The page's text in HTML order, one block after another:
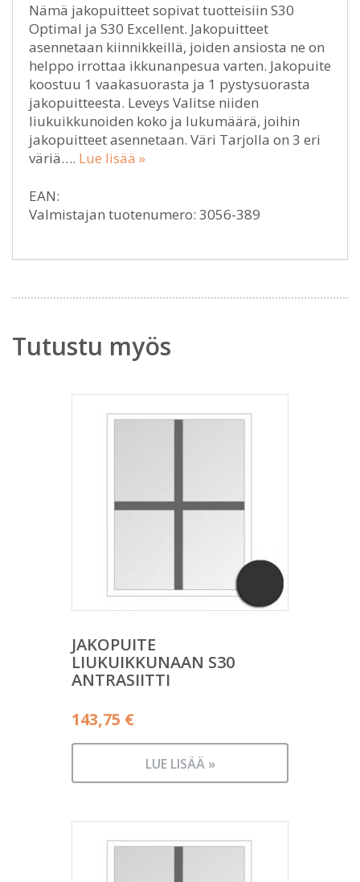
Nämä jakopuitteet sopivat tuotteisiin S30
Optimal ja S30 Excellent. Jakopuitteet
asennetaan kiinnikkeillä, joiden ansiosta ne on
helppo irrottaa ikkunanpesua varten. Jakopuite
koostuu 1 vaakasuorasta ja 1 pystysuorasta
jakopuitteesta. Leveys Valitse niiden
liukuikkunoiden koko ja lukumäärä, joihin
jakopuitteet asennetaan. Väri Tarjolla on 3 eri
väriä…. Lue lisää »
EAN:
Valmistajan tuotenumero: 3056-389
Tutustu myös
JAKOPUITE
LIUKUIKKUNAAN S30
ANTRASIITTI
143,75 €
LUE LISÄÄ »